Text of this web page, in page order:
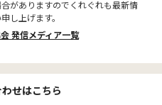
がありますのでくれぐれも最新情
し上げます。
発信メディア一覧
せはこちら